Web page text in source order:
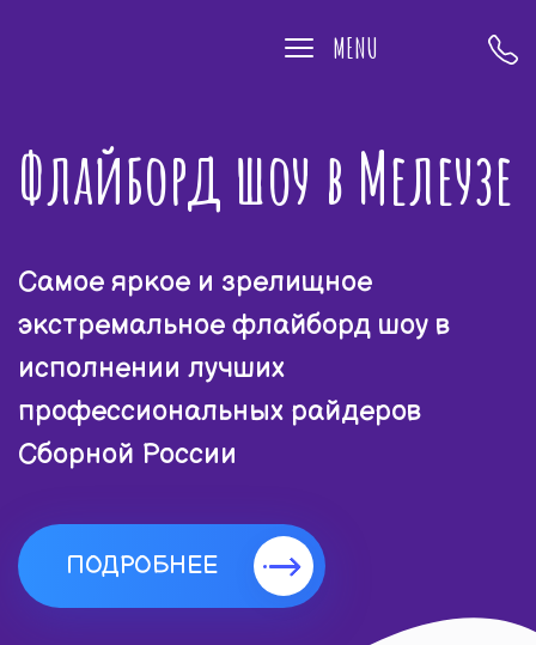
MENU
Флайборд шоу в Мелеузе
Самое яркое и зрелищное
экстремальное флайборд шоу в
исполнении лучших
профессиональных райдеров
Сборной России
ПОДРОБНЕЕ